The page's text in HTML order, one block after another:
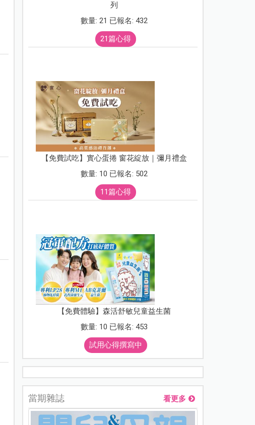
列
數量: 21 已報名: 432
21篇心得
【免費試吃】實心蛋捲 窗花綻放｜彌月禮盒
數量: 10 已報名: 502
11篇心得
【免費體驗】森活舒敏兒童益生菌
數量: 10 已報名: 453
試用心得撰寫中
當期雜誌 看更多